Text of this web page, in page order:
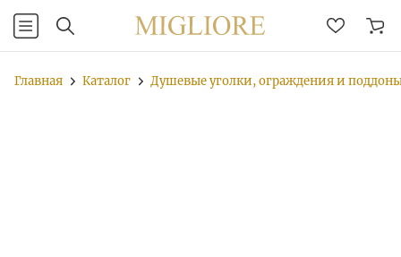
Главная Каталог Душевые уголки, ограждения и